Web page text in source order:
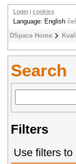
DSpace Home
Login cookies
Language: English
Search
Filters
Use filters to